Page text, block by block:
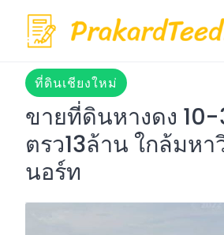
content
ที่ดินเชียงใหม่
ขายที่ดินหางดง
ตรว13ล้าน ใกล้มหา
นอร์ท